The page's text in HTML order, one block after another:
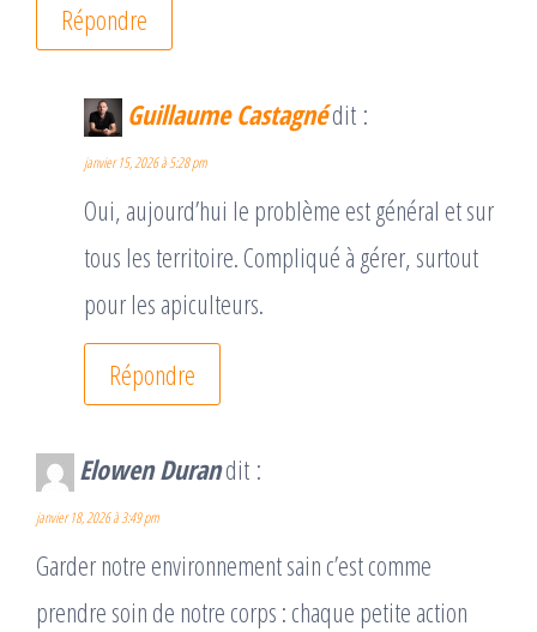
Répondre
Guillaume Castagnédit :
janvier 15, 2026 à 5:28 pm
Oui, aujourd’hui le problème est général et sur
tous les territoire. Compliqué à gérer, surtout
pour les apiculteurs.
Répondre
Elowen Durandit :
janvier 18, 2026 à 3:49 pm
Garder notre environnement sain c’est comme
prendre soin de notre corps : chaque petite action